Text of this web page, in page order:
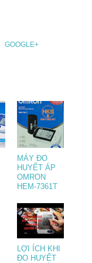
GOOGLE+
MÁY ĐO
HUYẾT ÁP
OMRON
HEM-7361T
LỢI ÍCH KHI
ĐO HUYẾT